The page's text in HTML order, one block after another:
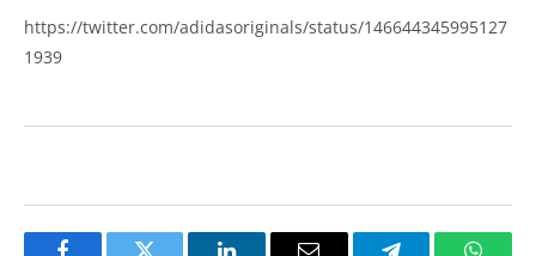
https://twitter.com/adidasoriginals/status/146644345995127
1939